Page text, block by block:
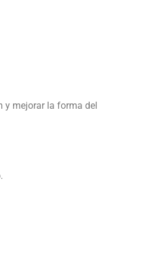
y mejorar la forma del